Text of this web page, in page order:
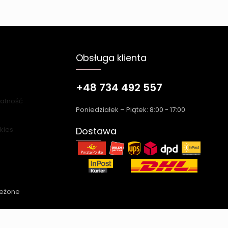
Obsługa klienta
+48 734 492 557
Poniedziałek – Piątek: 8:00 - 17:00
Dostawa